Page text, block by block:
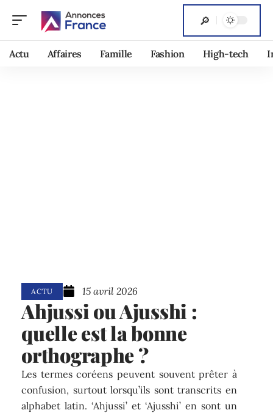
Actu Affaires Famille Fashion High-tech
ACTU 15 avril 2026
Ahjussi ou Ajusshi :
quelle est la bonne
orthographe ?
Les termes coréens peuvent souvent prêter à
confusion, surtout lorsqu’ils sont transcrits en
alphabet latin. ‘Ahjussi’ et ‘Ajusshi’ en sont un